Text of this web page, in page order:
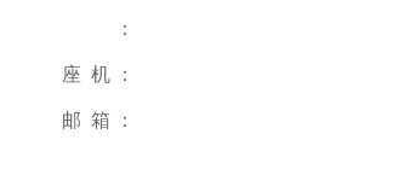
：
座 机 ：
邮 箱 ：